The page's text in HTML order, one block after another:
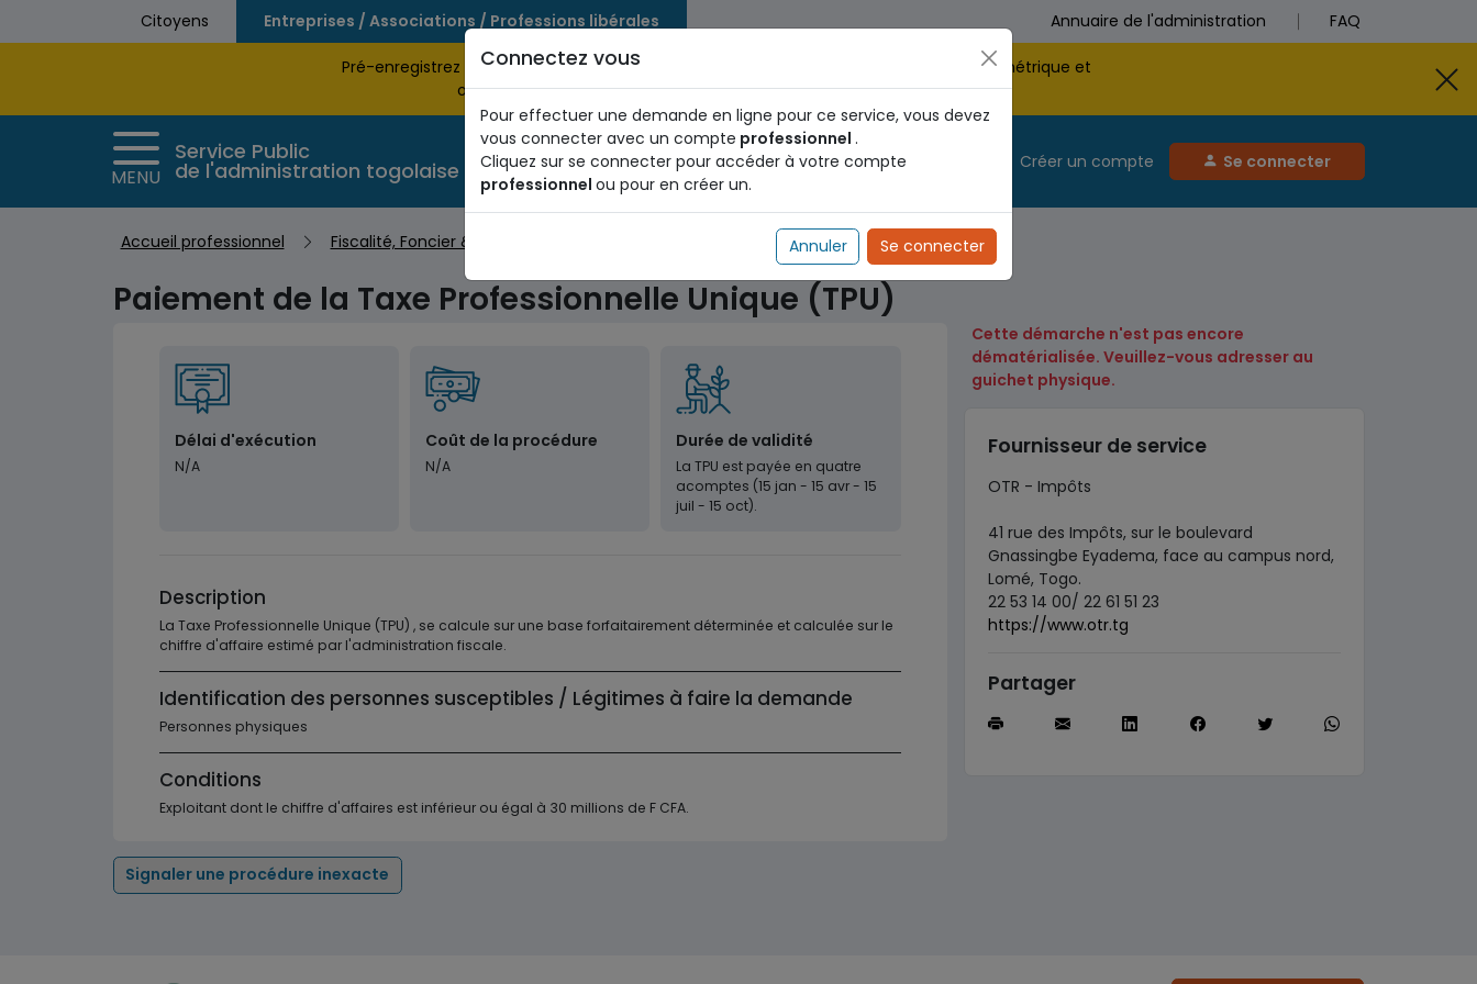
Aller au contenu principal
Citoyens Entreprises / Associations / Professions libérales Annuaire de l'administration FAQ
Pré-enregistrez vous dès maintenant pour le programme national d'identification biométrique et
obtenez votre Numéro d'Identification Unique (NIU) en cliquantICI.
MENU
Service Public
de l'administration togolaise Créer un compte Se connecter
Accueil professionnel Fiscalité, Foncier & Douanes Paiement de la Taxe Professionnelle Unique (TPU)
Paiement de la Taxe Professionnelle Unique (TPU)
Délai d'exécution
N/A
Coût de la procédure
N/A
Durée de validité
La TPU est payée en quatre
acomptes (15 jan - 15 avr - 15
juil - 15 oct).
Description
La Taxe Professionnelle Unique (TPU) , se calcule sur une base forfaitairement déterminée et calculée sur le
chiffre d'affaire estimé par l'administration fiscale.
Identification des personnes susceptibles / Légitimes à faire la demande
Personnes physiques
Conditions
Exploitant dont le chiffre d'affaires est inférieur ou égal à 30 millions de F CFA.
Signaler une procédure inexacte
Cette démarche n'est pas encore
dématérialisée. Veuillez-vous adresser au
guichet physique.
Fournisseur de service
OTR - Impôts
41 rue des Impôts, sur le boulevard
Gnassingbe Eyadema, face au campus nord,
Lomé, Togo.
22 53 14 00/ 22 61 51 23
https://www.otr.tg
Partager
Connectez vous
Pour effectuer une demande en ligne pour ce service, vous devez
vous connecter avec un compte professionnel .
Cliquez sur se connecter pour accéder à votre compte
professionnel ou pour en créer un.
Annuler Se connecter